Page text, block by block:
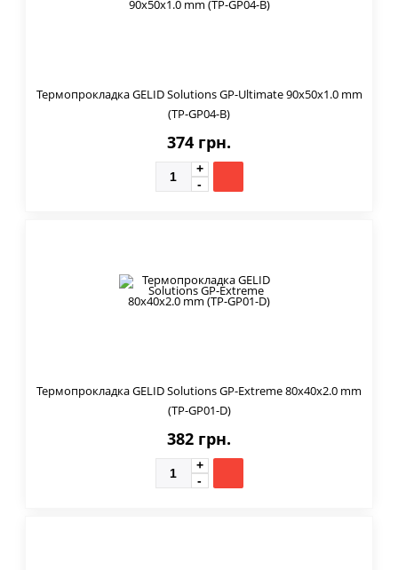
Термопрокладка GELID Solutions GP-Ultimate 90x50x1.0 mm
(TP-GP04-B)
374 грн.
Термопрокладка GELID Solutions GP-Extreme 80x40x2.0 mm
(TP-GP01-D)
382 грн.